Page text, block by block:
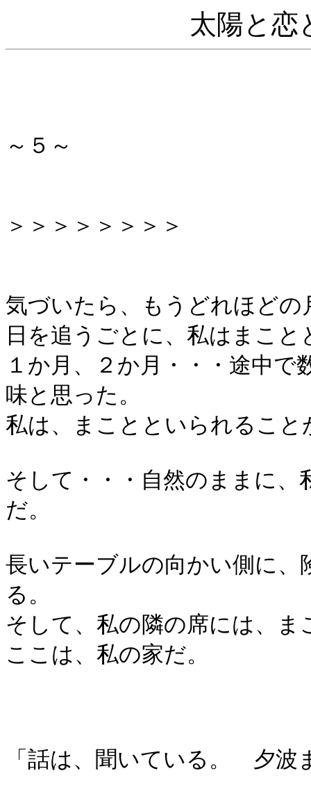
太陽と恋
～５～
＞＞＞＞＞＞＞＞
気づいたら、もうどれほど
日を追うごとに、私はまこ
１か月、２か月・・・途中
味と思った。
私は、まことといられるこ
そして・・・自然のままに
だ。
長いテーブルの向かい側に
る。
そして、私の隣の席には、ま
ここは、私の家だ。
「話は、聞いている。 夕波